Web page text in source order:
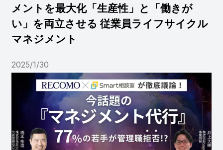
メントを最大化「生産性」と「働きが
い」を両立させる 従業員ライフサイクル
マネジメント
2025/1/30